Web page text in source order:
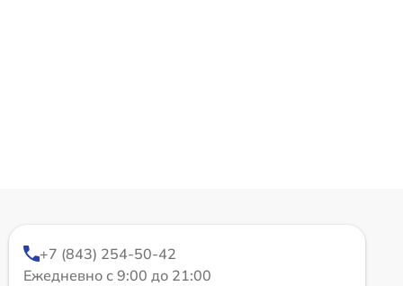
+7 (843) 254-50-42
Ежедневно с 9:00 до 21:00